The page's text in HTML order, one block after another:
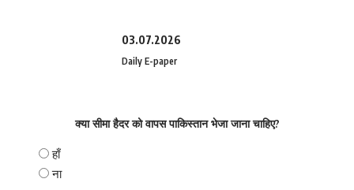
03.07.2026
Daily E-paper
क्या सीमा हैदर को वापस पाकिस्तान भेजा जाना चाहिए?
हाँ
ना